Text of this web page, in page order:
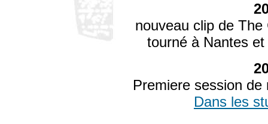
nouveau clip de
tourné à Nantes
Premiere session
Dans les